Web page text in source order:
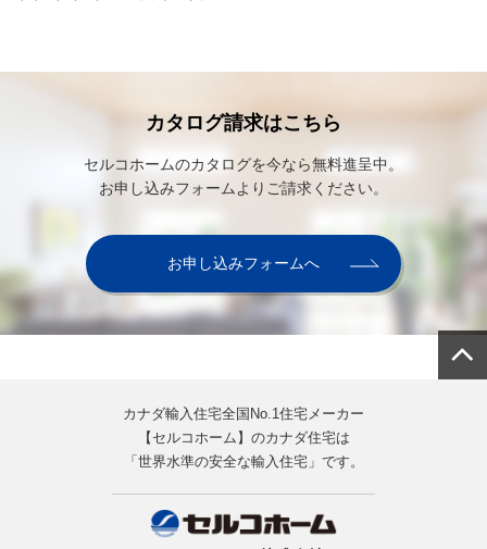
カタログ請求はこちら
セルコホームのカタログを今なら無料進呈中。
お申し込みフォームよりご請求ください。
お申し込みフォームへ
カナダ輸入住宅全国No.1住宅メーカー
【セルコホーム】のカナダ住宅は
「世界水準の安全な輸入住宅」です。